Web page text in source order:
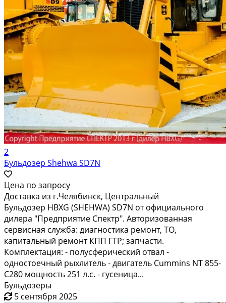
2
Бульдозер Shehwa SD7N
Цена по запросу
Доставка из г.Челябинск, Центральный
Бульдозер HBXG (SHEHWA) SD7N от официального
дилера "Предприятие Спектр". Авторизованная
сервисная служба: диагностика ремонт, ТО,
капитальный ремонт КПП ГТР; запчасти.
Комплектация: - полусферический отвал -
одностоечный рыхлитель - двигатель Cummins NT 855-
C280 мощность 251 л.с. - гусеница...
Бульдозеры
5 сентября 2025